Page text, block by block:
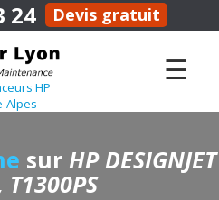
24 Devis gratuit
HP
Alpes
☰
sur HP DESIGNJET
T1300PS